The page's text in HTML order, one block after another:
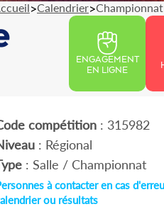
>Calendrier>
ENGAGEMENT
EN LIGNE
compétition: 315982
: Régional
: Salle / Championnat
à contacter en cas
ou résultats